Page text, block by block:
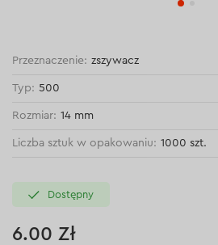
Przeznaczenie: zszywacz
Typ: 500
Rozmiar: 14 mm
Liczba sztuk w opakowaniu: 1000 szt.
Dostępny
6.00 Zł